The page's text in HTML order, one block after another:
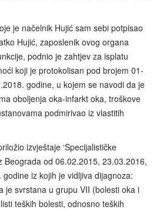
je načelnik Hujić sam sebi potpisao
Hujić, zaposlenik ovog organa
podnio je zahtjev za isplatu
koji je protokolisan pod brojem 01-
godine, u kojem se navodi da je
oboljenja oka-infarkt oka, troškove
podmirivao iz vlastitih
izvještaje ‘Specijalističke
Beograda od 06.02.2015, 23.03.2016,
iz kojih je vidljiva dijagnoza:
je svrstana u grupu VII (bolesti oka i
teških bolesti, odnosno teških